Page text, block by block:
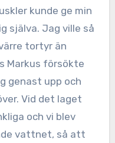
kunde ge min
själva. Jag ville så
tortyr än
Markus försökte
genast upp och
Vid det laget
och vi blev
vattnet, så att